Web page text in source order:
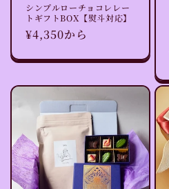
シンプルローチョコレレー
トギフトBOX【熨斗対応】
通
価
格
¥4,350から